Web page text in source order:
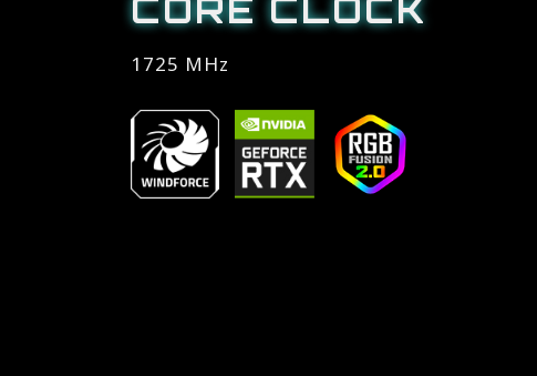
CORE CLOCK
1725 MHz